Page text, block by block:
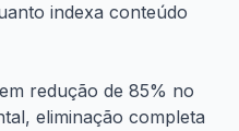
indexa conteúdo
redução de 85% no
eliminação completa